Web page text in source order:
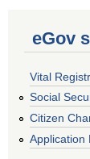
eGov
Vital
Social
Citizen
Application